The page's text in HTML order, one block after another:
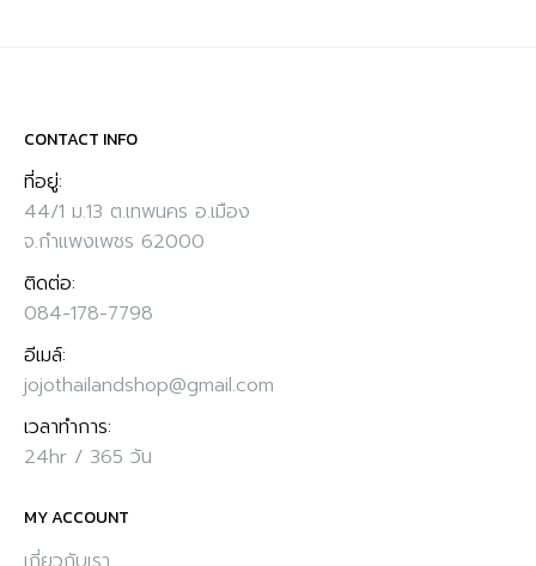
CONTACT INFO
ที่อยู่:
44/1 ม.13 ต.เทพนคร อ.เมือง
จ.กำแพงเพชร 62000
ติดต่อ:
084-178-7798
อีเมล์:
jojothailandshop@gmail.com
เวลาทำการ:
24hr / 365 วัน
MY ACCOUNT